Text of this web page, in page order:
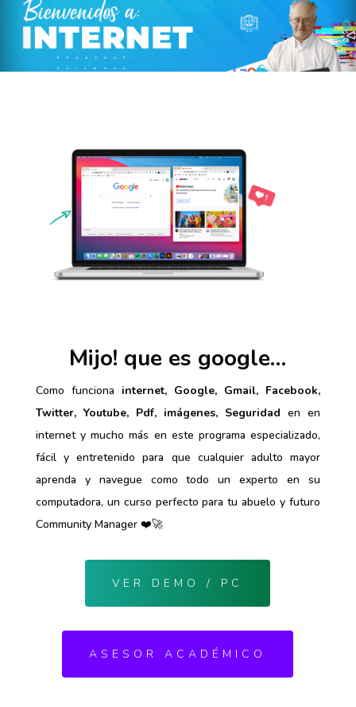
Mijo! que es google…
Como funciona internet, Google, Gmail, Facebook,
Twitter, Youtube, Pdf, imágenes, Seguridad en en
internet y mucho más en este programa especializado,
fácil y entretenido para que cualquier adulto mayor
aprenda y navegue como todo un experto en su
computadora, un curso perfecto para tu abuelo y futuro
Community Manager ❤️🚀
VER DEMO / PC
ASESOR ACADÉMICO